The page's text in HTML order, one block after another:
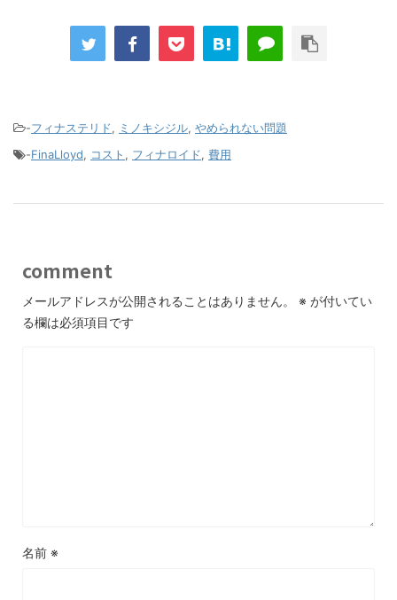
-フィナステリド, ミノキシジル, やめられない問題
-FinaLloyd, コスト , フィナロイド, 費用
comment
メールアドレスが公開されることはありません。 ※ が付いてい
る欄は必須項目です
名前 ※